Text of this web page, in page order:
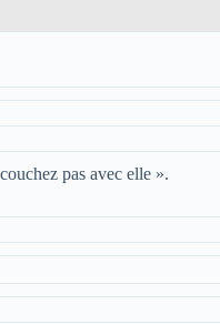
pas avec elle ».